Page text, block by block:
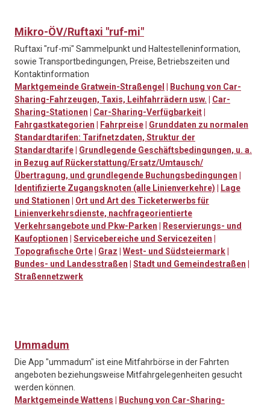
Mikro-ÖV/Ruftaxi "ruf-mi"
Ruftaxi "ruf-mi" Sammelpunkt und Haltestelleninformation,
sowie Transportbedingungen, Preise, Betriebszeiten und
Kontaktinformation
Marktgemeinde Gratwein-Straßengel
Buchung von Car-
Sharing-Fahrzeugen, Taxis, Leihfahrrädern usw.
Car-
Sharing-Stationen
Car-Sharing-Verfügbarkeit
Fahrgastkategorien
Fahrpreise
Grunddaten zu normalen
Standardtarifen: Tarifnetzdaten, Struktur der
Standardtarife
Grundlegende Geschäftsbedingungen, u. a.
in Bezug auf Rückerstattung/Ersatz/Umtausch/
Übertragung, und grundlegende Buchungsbedingungen
Identifizierte Zugangsknoten (alle Linienverkehre)
Lage
und Stationen
Ort und Art des Ticketerwerbs für
Linienverkehrsdienste, nachfrageorientierte
Verkehrsangebote und Pkw-Parken
Reservierungs- und
Kaufoptionen
Servicebereiche und Servicezeiten
Topografische Orte
Graz West- und Südsteiermark
Bundes- und Landesstraßen
Stadt und Gemeindestraßen
Straßennetzwerk
Ummadum
Die App "ummadum" ist eine Mitfahrbörse in der Fahrten
angeboten beziehungsweise Mitfahrgelegenheiten gesucht
werden können.
Marktgemeinde Wattens
Buchung von Car-Sharing-